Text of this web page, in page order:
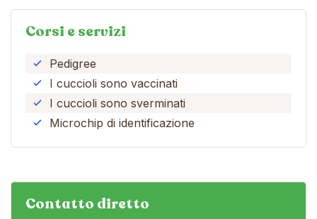
Corsi e servizi
Pedigree
I cuccioli sono vaccinati
I cuccioli sono sverminati
Microchip di identificazione
Contatto diretto